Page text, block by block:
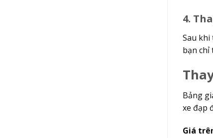
4.
Sau khi
bạn chỉ
Bảng
xe đạp
Giá